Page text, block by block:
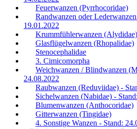
Feuerwanzen (Pyrrhocoridae)
Randwanzen oder
19.01.2022
Krummfühlerwanzen (Alydidae)
Glasflügelwanzen (Rhopalidae)
Stenocephalidae
3. Cimicomorpha
Weichwanzen / Blindwanzen
24.08.2022
Raubwanzen (Reduviidae) -
Sichelwanzen (Nabidae) -
Blumenwanzen (Anthocoridae)
Gitterwanzen (Tingidae)
4. Sonstige Wanzen - Stand: